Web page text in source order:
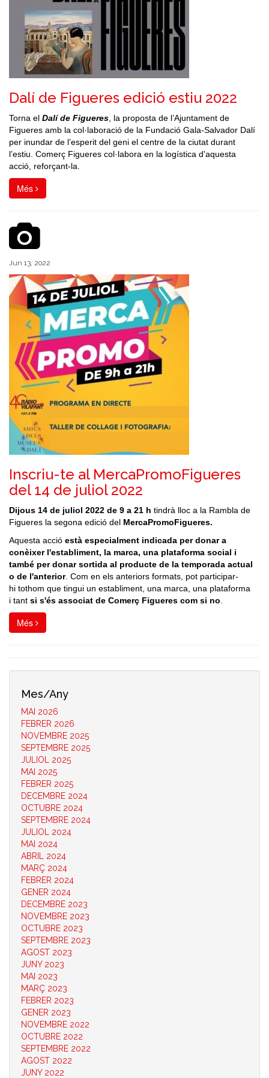
Dalí de Figueres edició estiu 2022
Torna el Dalí de Figueres , la proposta de l’Ajuntament de
Figueres amb la col·laboració de la Fundació Gala-Salvador Dalí
per inundar de l’esperit del geni el centre de la ciutat durant
l’estiu. Comerç Figueres col·labora en la logística d'aquesta
acció, reforçant-la.
Més
Jun 13, 2022
Inscriu-te al MercaPromoFigueres
del 14 de juliol 2022
Dijous 14 de juliol 2022 de 9 a 21 h tindrà lloc a la Rambla de
Figueres la segona edició del MercaPromoFigueres.
Aquesta acció està especialment indicada per donar a
conèixer l'establiment, la marca, una plataforma social i
també per donar sortida al producte de la temporada actual
o de l'anterior. Com en els anteriors formats, pot participar-
hi tothom que tingui un establiment, una marca, una plataforma
i tant si s'és associat de Comerç Figueres com si no
Més
Mes/Any
MAI 2026
FEBRER 2026
NOVEMBRE 2025
SEPTEMBRE 2025
JULIOL 2025
MAI 2025
FEBRER 2025
DECEMBRE 2024
OCTUBRE 2024
SEPTEMBRE 2024
JULIOL 2024
MAI 2024
ABRIL 2024
MARÇ 2024
FEBRER 2024
GENER 2024
DECEMBRE 2023
NOVEMBRE 2023
OCTUBRE 2023
SEPTEMBRE 2023
AGOST 2023
JUNY 2023
MAI 2023
MARÇ 2023
FEBRER 2023
GENER 2023
NOVEMBRE 2022
OCTUBRE 2022
SEPTEMBRE 2022
AGOST 2022
JUNY 2022